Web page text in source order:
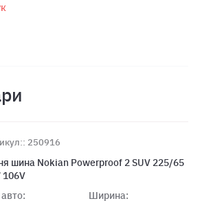
250916
шина Nokian Powerproof 2 SUV 225/65
106V
Ширина: